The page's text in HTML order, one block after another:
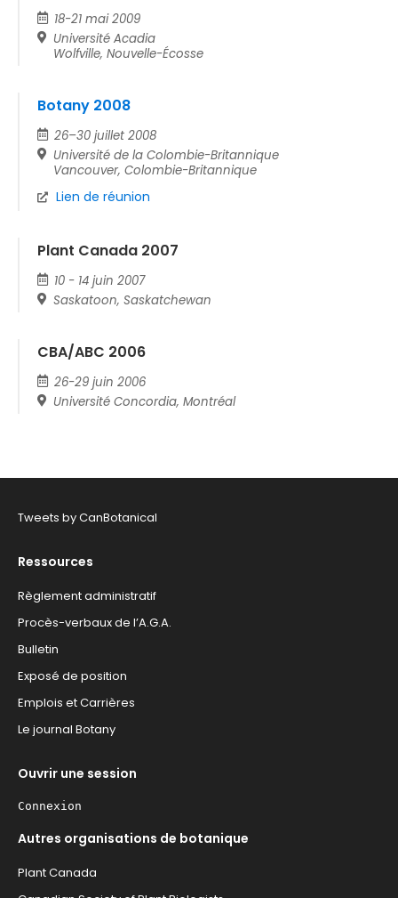
18-21 mai 2009
Université Acadia
Wolfville, Nouvelle-Écosse
Botany 2008
26–30 juillet 2008
Université de la Colombie-Britannique
Vancouver, Colombie-Britannique
Lien de réunion
Plant Canada 2007
10 - 14 juin 2007
Saskatoon, Saskatchewan
CBA/ABC 2006
26-29 juin 2006
Université Concordia, Montréal
Tweets by CanBotanical
Ressources
Règlement administratif
Procès-verbaux de l’A.G.A.
Bulletin
Exposé de position
Emplois et Carrières
Le journal Botany
Ouvrir une session
Connexion
Autres organisations de botanique
Plant Canada